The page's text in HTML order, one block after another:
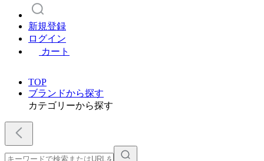
新規登録
ログイン
カート
TOP
ブランドから探す
カテゴリーから探す